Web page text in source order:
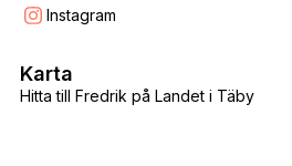
Instagram
Hitta till Fredrik på Landet i Täby
Karta